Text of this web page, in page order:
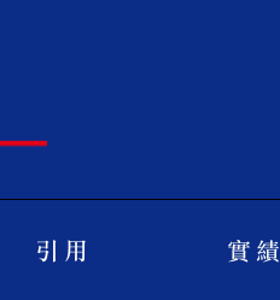
引 用 實 績